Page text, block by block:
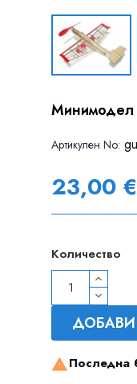
Минимодел
Артикулен Nо:
23,00
Количество
ДОБАВИ
 Последна